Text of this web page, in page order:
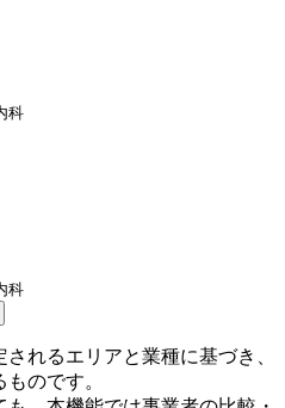
科
科
れるエリアと業種に基づき、
のです。